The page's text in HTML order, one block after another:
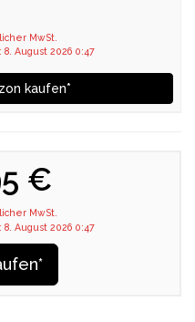
MwSt.
August 2026 0:47
kaufen*
€
MwSt.
August 2026 0:47